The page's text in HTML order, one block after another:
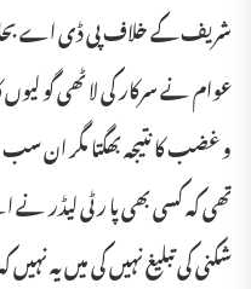
شریف کے خلاف پی ڈی اے
عوام نے سرکار کی لا ٹھی گو
و غضب کا نتیجہ بھگتا مگر
تھی کہ کسی بھی پا ر ٹی لیڈر نے
شکنی کی تبلیغ نہیں کی میں یہ